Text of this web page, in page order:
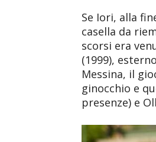
Se Iori, alla
casella da
scorsi era
(1999),
Messina, il
ginocchio e
presenze) e